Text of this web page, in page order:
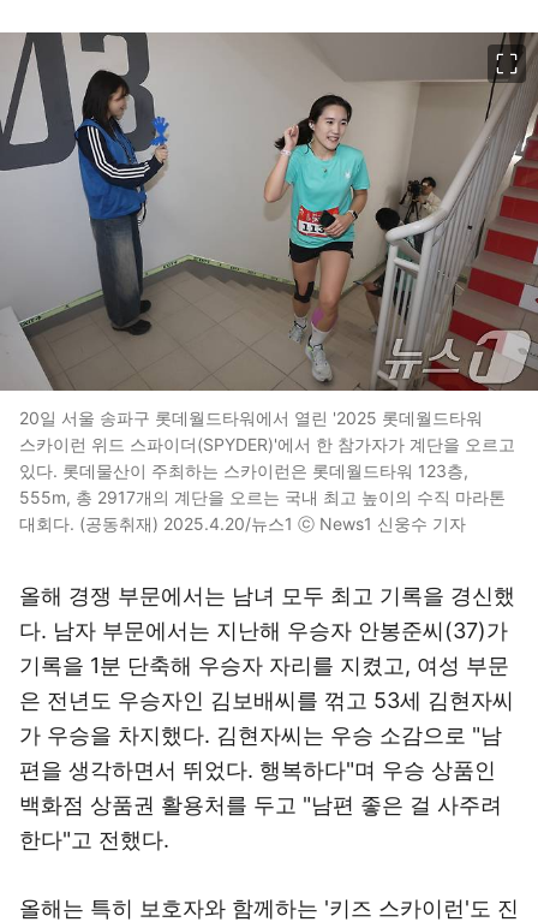
20일 서울 송파구 롯데월드타워에서 열린 '2025 롯데월드타워
스카이런 위드 스파이더(SPYDER)'에서 한 참가자가 계단을 오르고
있다. 롯데물산이 주최하는 스카이런은 롯데월드타워 123층,
555m, 총 2917개의 계단을 오르는 국내 최고 높이의 수직 마라톤
대회다. (공동취재) 2025.4.20/뉴스1 ⓒ News1 신웅수 기자
올해 경쟁 부문에서는 남녀 모두 최고 기록을 경신했
다. 남자 부문에서는 지난해 우승자 안봉준씨(37)가
기록을 1분 단축해 우승자 자리를 지켰고, 여성 부문
은 전년도 우승자인 김보배씨를 꺾고 53세 김현자씨
가 우승을 차지했다. 김현자씨는 우승 소감으로 "남
편을 생각하면서 뛰었다. 행복하다"며 우승 상품인
백화점 상품권 활용처를 두고 "남편 좋은 걸 사주려
한다"고 전했다.
올해는 특히 보호자와 함께하는 '키즈 스카이런'도 진